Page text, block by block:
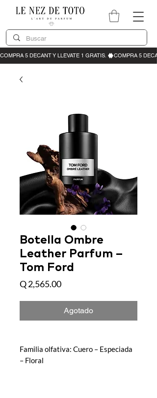
Botella Ombre
Leather Parfum –
Tom Ford
Q 2,565.00Precio
Agotado
Familia olfativa: Cuero – Especiada
– Floral